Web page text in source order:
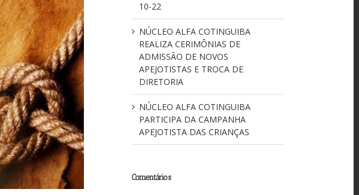
10-22
NÚCLEO ALFA COTINGUIBA
REALIZA CERIMÔNIAS DE
ADMISSÃO DE NOVOS
APEJOTISTAS E TROCA DE
DIRETORIA
NÚCLEO ALFA COTINGUIBA
PARTICIPA DA CAMPANHA
APEJOTISTA DAS CRIANÇAS
Comentários